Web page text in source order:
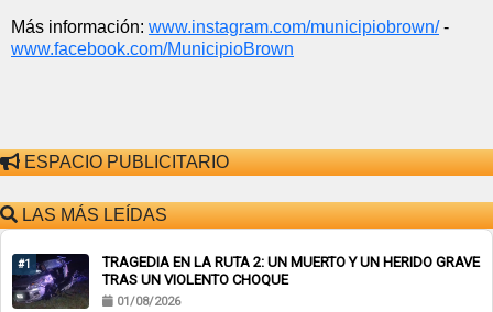
Más información: www.instagram.com/municipiobrown/
www.facebook.com/MunicipioBrown
ESPACIO PUBLICITARIO
LAS MÁS LEÍDAS
#1
TRAGEDIA EN LA RUTA 2: UN MUERTO Y UN HERIDO GRAVE
TRAS UN VIOLENTO CHOQUE
01/08/2026